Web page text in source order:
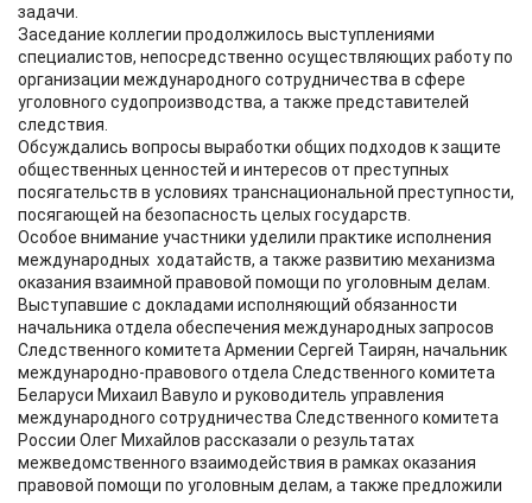
задачи.
Заседание коллегии продолжилось выступлениями
специалистов, непосредственно осуществляющих работу по
организации международного сотрудничества в сфере
уголовного судопроизводства, а также представителей
следствия.
Обсуждались вопросы выработки общих подходов к защите
общественных ценностей и интересов от преступных
посягательств в условиях транснациональной преступности,
посягающей на безопасность целых государств.
Особое внимание участники уделили практике исполнения
международных ходатайств, а также развитию механизма
оказания взаимной правовой помощи по уголовным делам.
Выступавшие с докладами исполняющий обязанности
начальника отдела обеспечения международных запросов
Следственного комитета Армении Сергей Таирян, начальник
международно-правового отдела Следственного комитета
Беларуси Михаил Вавуло и руководитель управления
международного сотрудничества Следственного комитета
России Олег Михайлов рассказали о результатах
межведомственного взаимодействия в рамках оказания
правовой помощи по уголовным делам, а также предложили